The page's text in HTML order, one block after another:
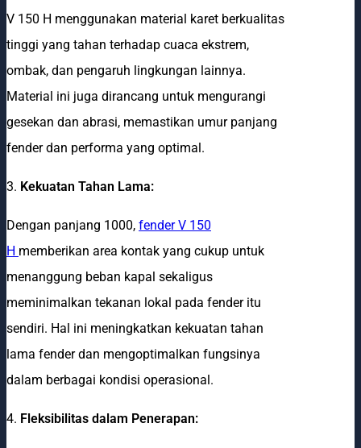
V 150 H menggunakan material karet berkualitas
tinggi yang tahan terhadap cuaca ekstrem,
ombak, dan pengaruh lingkungan lainnya.
Material ini juga dirancang untuk mengurangi
gesekan dan abrasi, memastikan umur panjang
fender dan performa yang optimal.
3. Kekuatan Tahan Lama:
Dengan panjang 1000, fender V 150
H memberikan area kontak yang cukup untuk
menanggung beban kapal sekaligus
meminimalkan tekanan lokal pada fender itu
sendiri. Hal ini meningkatkan kekuatan tahan
lama fender dan mengoptimalkan fungsinya
dalam berbagai kondisi operasional.
4. Fleksibilitas dalam Penerapan: